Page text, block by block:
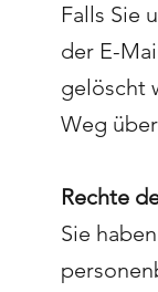
Falls Sie
der E-
gelöscht
Weg
Rechte
Sie